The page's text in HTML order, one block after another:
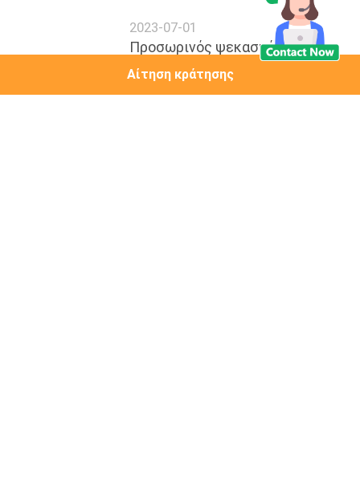
ανάπτυξη, και να προωθούν τη συνεργασία
μεταξύ του πανεπιστημίου και της
επιχείρησης. Είπε ότι το κολλέγιο θα
πήγαινε ενεργά στην επιχείρηση, θα
ζητούσε τις ανάγκες της επιχείρησης, και
Αίτηση κράτησης